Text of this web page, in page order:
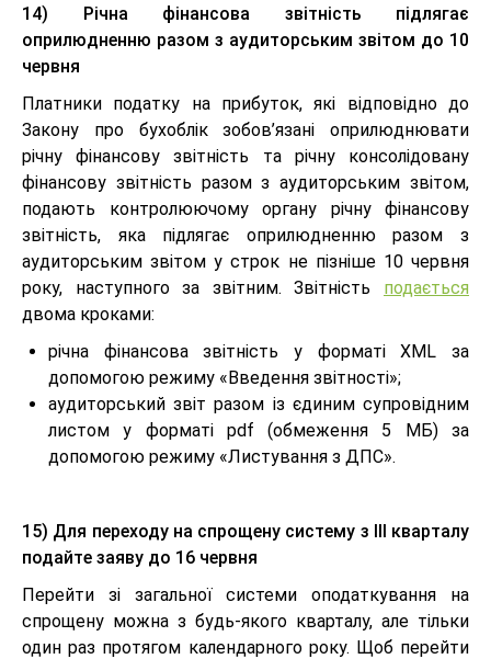
14) Річна фінансова звітність підлягає
оприлюдненню разом з аудиторським звітом до 10
червня
Платники податку на прибуток, які відповідно до
Закону про бухоблік зобов’язані оприлюднювати
річну фінансову звітність та річну консолідовану
фінансову звітність разом з аудиторським звітом,
подають контролюючому органу річну фінансову
звітність, яка підлягає оприлюдненню разом з
аудиторським звітом у строк не пізніше 10 червня
року, наступного за звітним. Звітність подається
двома кроками:
річна фінансова звітність у форматі XML за
допомогою режиму «Введення звітності»;
аудиторський звіт разом із єдиним супровідним
листом у форматі pdf (обмеження 5 МБ) за
допомогою режиму «Листування з ДПС».
15) Для переходу на спрощену систему з III кварталу
подайте заяву до 16 червня
Перейти зі загальної системи оподаткування на
спрощену можна з будь-якого кварталу, але тільки
один раз протягом календарного року. Щоб перейти